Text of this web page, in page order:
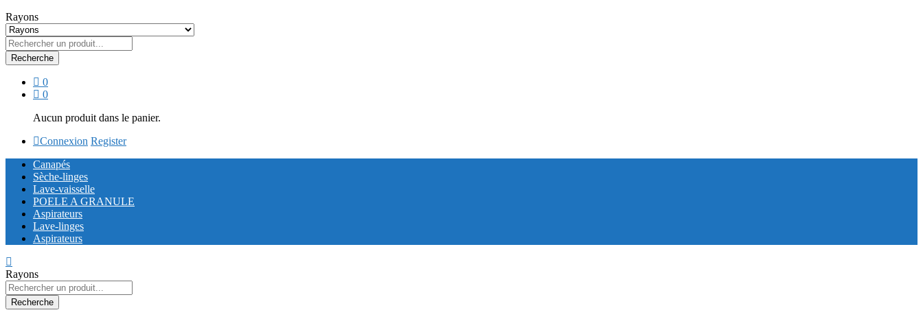
Rayons
Recherche
0
0
Aucun produit dans le panier.
Connexion Register
Canapés
Sèche-linges
Lave-vaisselle
POELE A GRANULE
Aspirateurs
Lave-linges
Aspirateurs
Rayons
Recherche